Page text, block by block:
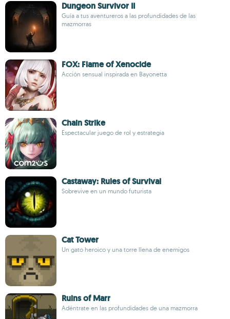
Dungeon Survivor II
Guía a tus aventureros a las profundidades de las
mazmorras
FOX: Flame of Xenocide
Acción sensual inspirada en Bayonetta
Chain Strike
Espectacular juego de rol y estrategia
Castaway: Rules of Survival
Sobrevive en un mundo futurista
Cat Tower
Un gato heroico y una torre llena de enemigos
Ruins of Marr
Adéntrate en las profundidades de una mazmorra